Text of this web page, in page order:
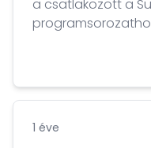
a csatlakozott a
filmsorozat
1 éve